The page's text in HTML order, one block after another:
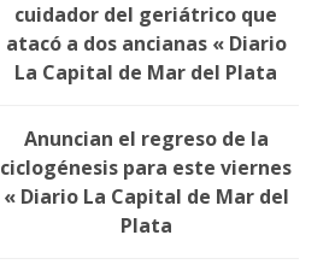
cuidador del geriátrico que
atacó a dos ancianas « Diario
La Capital de Mar del Plata
Anuncian el regreso de la
ciclogénesis para este viernes
« Diario La Capital de Mar del
Plata